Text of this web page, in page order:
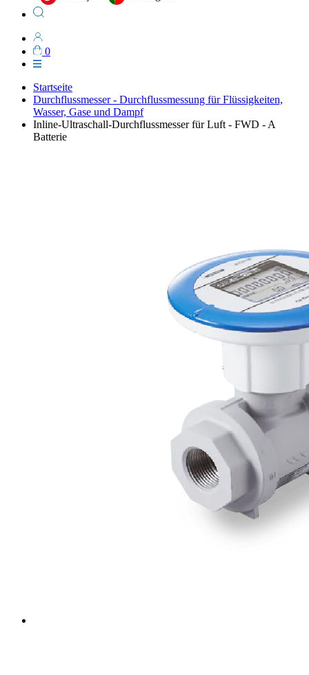
0
Startseite
Durchflussmesser - Durchflussmessung für Flüssigkeiten,
Wasser, Gase und Dampf
Inline-Ultraschall-Durchflussmesser für Luft - FWD - A
Batterie